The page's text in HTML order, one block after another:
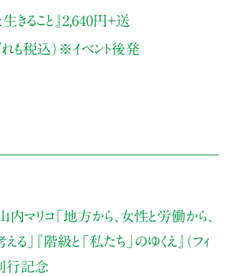
きること』2,640円+送
も税込）※イベント後発
マリコ「地方から、女性と労働から、
る」
『階級と「私たち」のゆくえ』（フィ
行記念